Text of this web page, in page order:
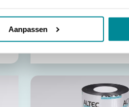
Aanpassen
Film encreur pour imprimantes
FILM ENCREUR POLYVALENT